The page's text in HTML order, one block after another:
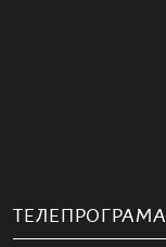
ТЕЛЕПРОГРАМА